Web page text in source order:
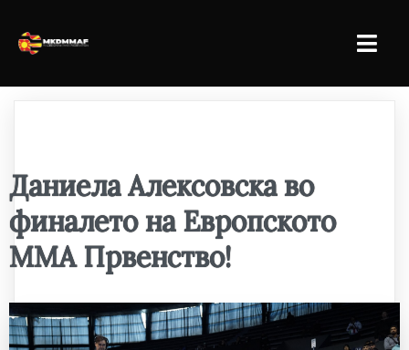
Даниела Алексовска во
финалето на Европското
ММА Првенство!